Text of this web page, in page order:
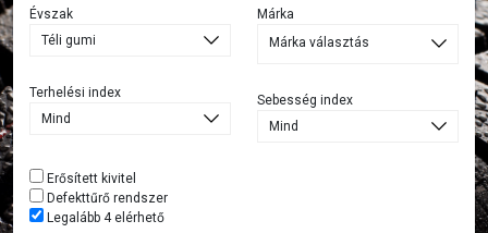
Évszak
Terhelési index
Márka
Márka választás
Sebesség index
Erősített kivitel
Defekttűrő rendszer
Legalább 4 elérhető